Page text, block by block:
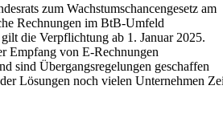
zum Wachstumschancengesetz am
Rechnungen im BtB-Umfeld
die Verpflichtung ab 1. Januar 2025.
Empfang von E-Rechnungen
sind Übergangsregelungen geschaffen
Lösungen noch vielen Unternehmen